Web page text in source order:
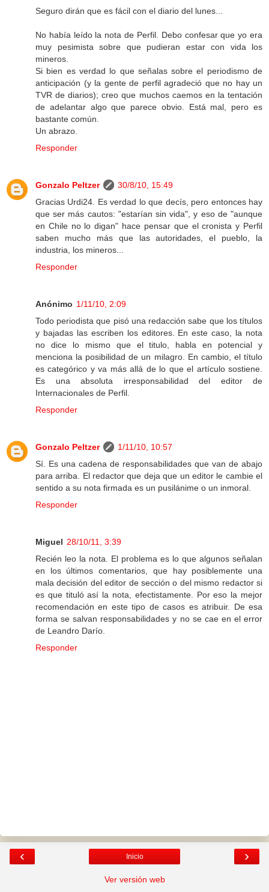
Seguro dirán que es fácil con el diario del lunes...
No había leído la nota de Perfil. Debo confesar que yo era
muy pesimista sobre que pudieran estar con vida los
mineros.
Si bien es verdad lo que señalas sobre el periodismo de
anticipación (y la gente de perfil agradeció que no hay un
TVR de diarios); creo que muchos caemos en la tentación
de adelantar algo que parece obvio. Está mal, pero es
bastante común.
Un abrazo.
Responder
Gonzalo Peltzer
30/8/10, 15:49
Gracias Urdi24. Es verdad lo que decís, pero entonces hay
que ser más cautos: "estarían sin vida", y eso de "aunque
en Chile no lo digan" hace pensar que el cronista y Perfil
saben mucho más que las autoridades, el pueblo, la
industria, los mineros...
Responder
Anónimo 1/11/10, 2:09
Todo periodista que pisó una redacción sabe que los títulos
y bajadas las escriben los editores. En este caso, la nota
no dice lo mismo que el titulo, habla en potencial y
menciona la posibilidad de un milagro. En cambio, el título
es categórico y va más allá de lo que el artículo sostiene.
Es una absoluta irresponsabilidad del editor de
Internacionales de Perfil.
Responder
Gonzalo Peltzer
1/11/10, 10:57
Sí. Es una cadena de responsabilidades que van de abajo
para arriba. El redactor que deja que un editor le cambie el
sentido a su nota firmada es un pusilánime o un inmoral.
Responder
Miguel 28/10/11, 3:39
Recién leo la nota. El problema es lo que algunos señalan
en los últimos comentarios, que hay posiblemente una
mala decisión del editor de sección o del mismo redactor si
es que tituló así la nota, efectistamente. Por eso la mejor
recomendación en este tipo de casos es atribuir. De esa
forma se salvan responsabilidades y no se cae en el error
de Leandro Darío.
Responder
‹ ›
Inicio
Ver versión web